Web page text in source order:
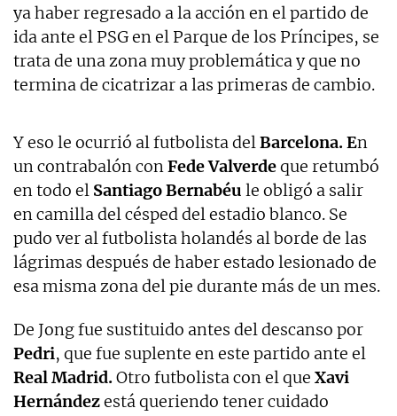
ya haber regresado a la acción en el partido de
ida ante el PSG en el Parque de los Príncipes, se
trata de una zona muy problemática y que no
termina de cicatrizar a las primeras de cambio.
Y eso le ocurrió al futbolista delBarcelona. En
un contrabalón conFede Valverdeque retumbó
en todo el Santiago Bernabéu le obligó a salir
en camilla del césped del estadio blanco. Se
pudo ver al futbolista holandés al borde de las
lágrimas después de haber estado lesionado de
esa misma zona del pie durante más de un mes.
De Jong fue sustituido antes del descanso por
Pedri, que fue suplente en este partido ante el
Real Madrid.Otro futbolista con el que Xavi
Hernándezestá queriendo tener cuidado